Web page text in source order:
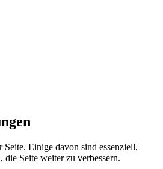
Einige davon sind essenziell,
die Seite weiter zu verbessern.